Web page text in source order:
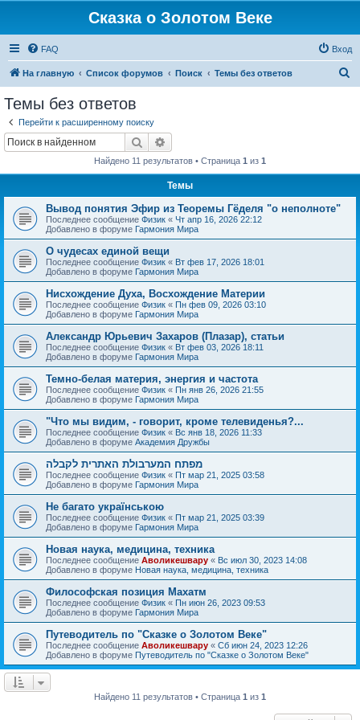
Сказка о Золотом Веке
FAQ Вход
На главную Список форумов Поиск Темы без ответов
Темы без ответов
Перейти к расширенному поиску
Поиск
Найдено 11 результатов • Страница 1 из 1
Темы
Вывод понятия Эфир из Теоремы Гёделя "о неполноте"
Последнее сообщение Физик « Чт апр 16, 2026 22:12
Добавлено в форуме Гармония Мира
О чудесах единой вещи
Последнее сообщение Физик « Вт фев 17, 2026 18:01
Добавлено в форуме Гармония Мира
Нисхождение Духа, Восхождение Материи
Последнее сообщение Физик « Пн фев 09, 2026 03:10
Добавлено в форуме Гармония Мира
Александр Юрьевич Захаров (Плазар), статьи
Последнее сообщение Физик « Вт фев 03, 2026 18:11
Добавлено в форуме Гармония Мира
Темно-белая материя, энергия и частота
Последнее сообщение Физик « Пн янв 26, 2026 21:55
Добавлено в форуме Гармония Мира
"Что мы видим, - говорит, кроме телевиденья?...
Последнее сообщение Физик « Вс янв 18, 2026 11:33
Добавлено в форуме Академия Дружбы
מפתח המערבולת האתרית לקבלה
Последнее сообщение Физик « Пт мар 21, 2025 03:58
Добавлено в форуме Гармония Мира
Не багато українською
Последнее сообщение Физик « Пт мар 21, 2025 03:39
Добавлено в форуме Гармония Мира
Новая наука, медицина, техника
Последнее сообщение Аволикешвару « Вс июл 30, 2023 14:08
Добавлено в форуме Новая наука, медицина, техника
Философская позиция Махатм
Последнее сообщение Физик « Пн июн 26, 2023 09:53
Добавлено в форуме Гармония Мира
Путеводитель по "Сказке о Золотом Веке"
Последнее сообщение Аволикешвару « Сб июн 24, 2023 12:26
Добавлено в форуме Путеводитель по "Сказке о Золотом Веке"
Найдено 11 результатов • Страница 1 из 1